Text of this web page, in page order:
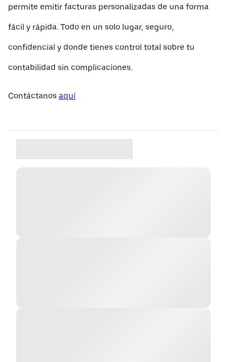
permite emitir facturas personalizadas de una forma
fácil y rápida. Todo en un solo lugar, seguro,
confidencial y donde tienes control total sobre tu
contabilidad sin complicaciones.
Contáctanos aquí